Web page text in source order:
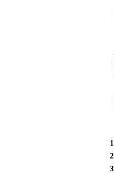
1
2
3